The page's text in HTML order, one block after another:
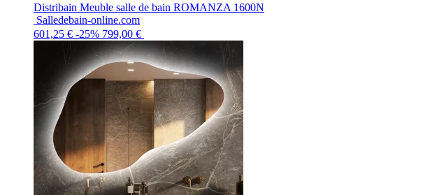
Distribain Meuble salle de bain ROMANZA 1600N
Salledebain-online.com
601,25 € -25% 799,00 €